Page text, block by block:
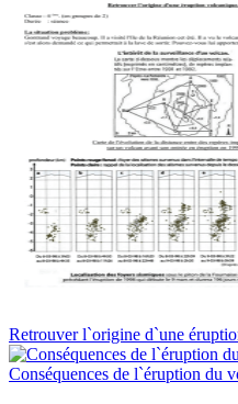
Retrouver l`origine d`une
Conséquences de l`éruption du